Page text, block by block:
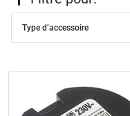
Type d’accessoire